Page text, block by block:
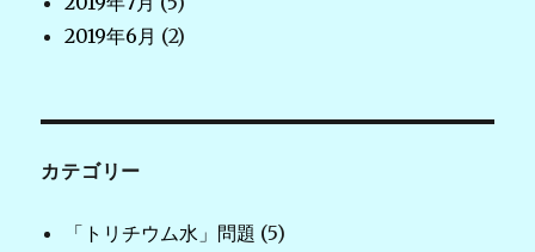
2019年6月 (2)
カテゴリー
「トリチウム水」問題 (5)